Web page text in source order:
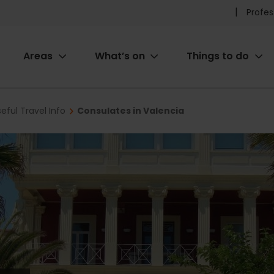
Pre
Areas What’s on Things to do
Travel Info Consulates in Valencia